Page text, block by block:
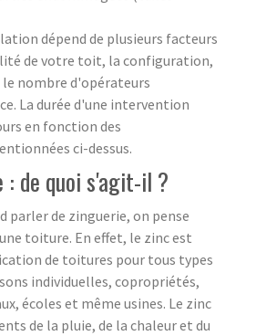
dépend de plusieurs facteurs
de votre toit, la configuration,
nombre d'opérateurs
La durée d'une intervention
en fonction des
ci-dessus.
: de quoi s'agit-il ?
parler de zinguerie, on pense
toiture. En effet, le zinc est
de toitures pour tous types
individuelles, copropriétés,
écoles et même usines. Le zinc
de la pluie, de la chaleur et du